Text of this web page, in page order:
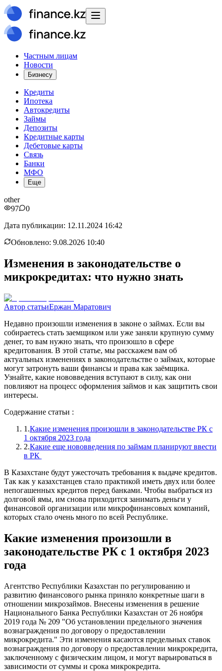
Частным лицам
Новости
Бизнесу
Кредиты
Ипотека
Автокредиты
Займы
Депозиты
Кредитные карты
Дебетовые карты
Связь
Банки
МФО
Еще
other
97
0
Дата публикации: 12.11.2024 16:42
Обновлено: 9.08.2026 10:40
Изменения в законодательстве о
микрокредитах: что нужно знать
Автор статьиЕржан Маратович
Недавно произошли изменения в законе о займах. Если вы
собираетесь стать заемщиком или уже заняли крупную сумму
денег, то вам нужно знать, что произошло в сфере
кредитования. В этой статье, мы расскажем вам об
актуальных изменениях в законодательстве о займах, которые
могут затронуть ваши финансы и права как заёмщика.
Узнайте, какие нововведения вступают в силу, как они
повлияют на процесс оформления займов и как защитить свои
интересы.
Содержание статьи :
1.Какие изменения произошли в законодательстве РК с
1 октября 2023 года
2.Какие еще нововведения по займам планируют ввести
в РК
В Казахстане будут ужесточать требования к выдаче кредитов.
Так как у казахстанцев стало практикой иметь двух или более
непогашенных кредитов перед банками. Чтобы выбраться из
долговой ямы, им снова приходится занимать деньги у
финансовой организации или микрофинансовых компаний,
которых стало очень много по всей Республике.
Какие изменения произошли в
законодательстве РК с 1 октября 2023
года
Агентство Республики Казахстан по регулированию и
развитию финансового рынка приняло конкретные шаги в
отношении микрозаймов. Внесены изменения в решение
Национального Банка Республики Казахстан от 26 ноября
2019 года № 209 "Об установлении предельного значения
вознаграждения по договору о предоставлении
микрокредита." Эти изменения касаются предельных ставок
вознаграждения по договору о предоставлении микрокредита,
заключенному с физическим лицом, и могут варьироваться в
зависимости от суммы и срока микрокредита.